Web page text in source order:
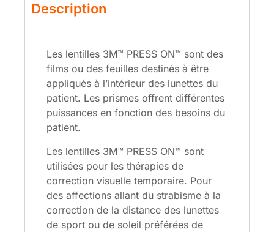
Description
Les lentilles 3M™ PRESS ON™ sont des
films ou des feuilles destinés à être
appliqués à l’intérieur des lunettes du
patient. Les prismes offrent différentes
puissances en fonction des besoins du
patient.
Les lentilles 3M™ PRESS ON™ sont
utilisées pour les thérapies de
correction visuelle temporaire. Pour
des affections allant du strabisme à la
correction de la distance des lunettes
de sport ou de soleil préférées de